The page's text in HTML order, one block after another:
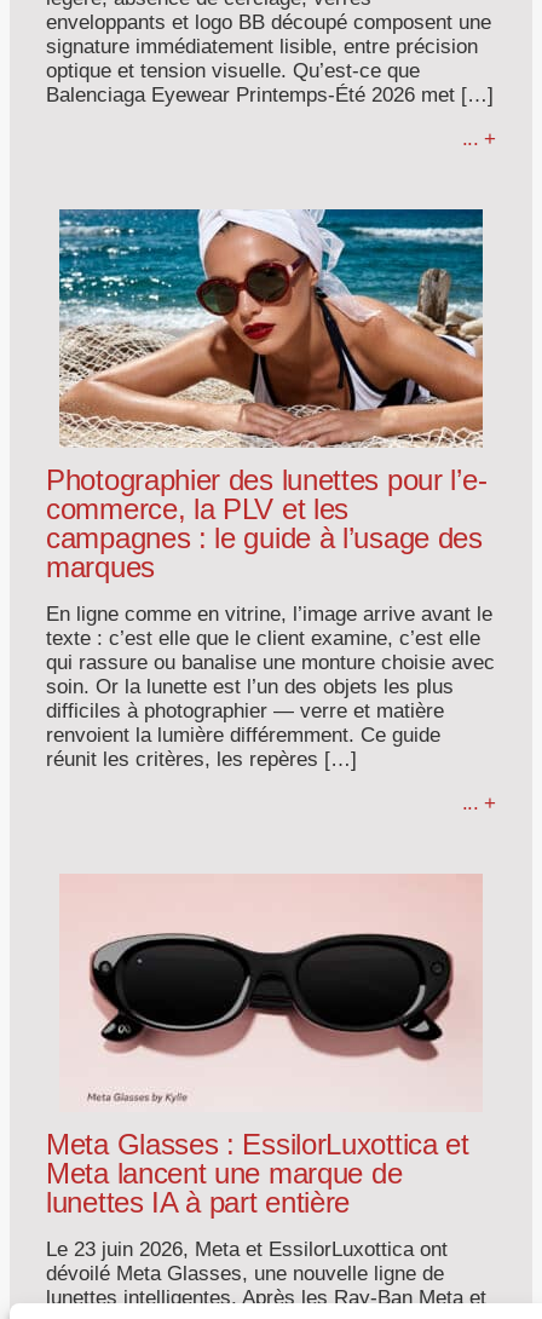
enveloppants et logo BB découpé composent une
signature immédiatement lisible, entre précision
optique et tension visuelle. Qu’est-ce que
Balenciaga Eyewear Printemps-Été 2026 met […]
... +
Photographier des lunettes pour l’e-
commerce, la PLV et les
campagnes : le guide à l’usage des
marques
En ligne comme en vitrine, l’image arrive avant le
texte : c’est elle que le client examine, c’est elle
qui rassure ou banalise une monture choisie avec
soin. Or la lunette est l’un des objets les plus
difficiles à photographier — verre et matière
renvoient la lumière différemment. Ce guide
réunit les critères, les repères […]
... +
Meta Glasses : EssilorLuxottica et
Meta lancent une marque de
lunettes IA à part entière
Le 23 juin 2026, Meta et EssilorLuxottica ont
dévoilé Meta Glasses, une nouvelle ligne de
lunettes intelligentes. Après les Ray-Ban Meta et